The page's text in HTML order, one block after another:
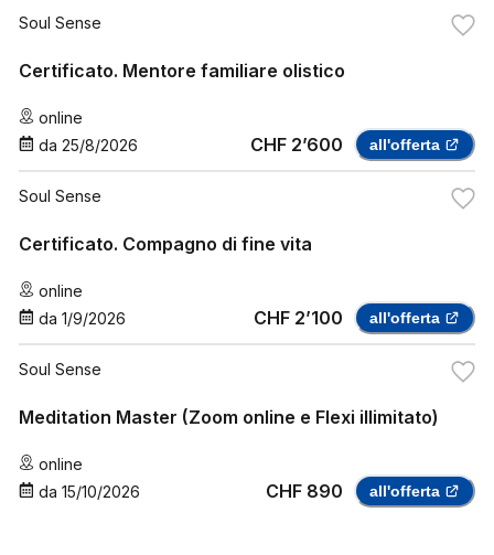
Soul Sense
Certificato. Mentore familiare olistico
online
da 25/8/2026 CHF 2’600 all'offerta
Soul Sense
Certificato. Compagno di fine vita
online
da 1/9/2026 CHF 2’100 all'offerta
Soul Sense
Meditation Master (Zoom online e Flexi illimitato)
online
da 15/10/2026 CHF 890 all'offerta